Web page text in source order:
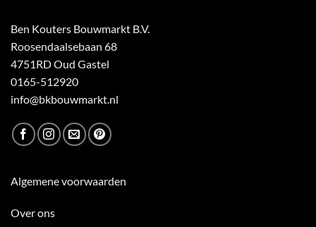
Ben Kouters Bouwmarkt B.V.
Roosendaalsebaan 68
4751RD Oud Gastel
0165-512920
info@bkbouwmarkt.nl
Algemene voorwaarden
Over ons